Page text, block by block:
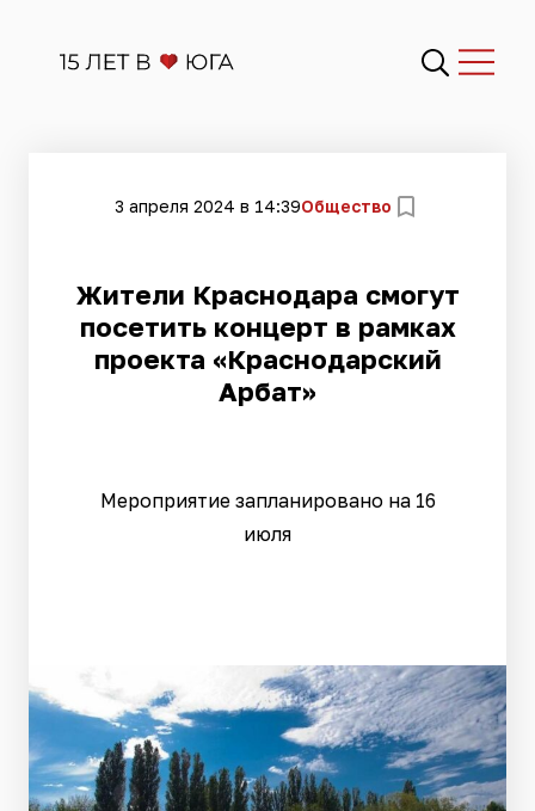
3 апреля 2024 в 14:39Общество
Жители Краснодара смогут
посетить концерт в рамках
проекта «Краснодарский
Арбат»
Мероприятие запланировано на 16
июля